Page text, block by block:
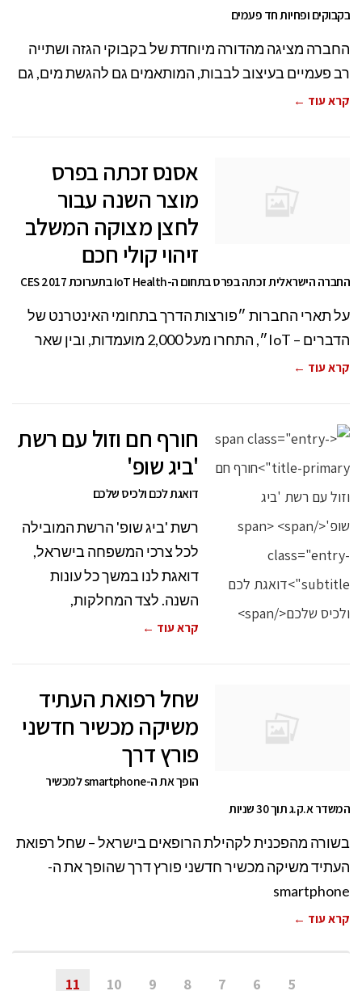
בקבוקים ופחיות חד פעמים
החברה מציגה מהדורה מיוחדת של בקבוקי הגזה ושתייה
רב פעמיים בעיצוב לבבות, המותאמים גם להגשת מים, גם
קרא עוד ←
אסנס זכתה בפרס
מוצר השנה עבור
לחצן מצוקה המשלב
זיהוי קולי חכם
החברה הישראלית זכתה בפרס בתחום ה-IoT Health בתערוכת CES 2017
על תארי החברות ״פורצות הדרך בתחומי האינטרנט של
הדברים – IoT״, התחרו מעל 2,000 מועמדות, ובין שאר
קרא עוד ←
חורף חם וזול עם רשת
'ביג שופ'
דואגת לכם ולכיס שלכם
רשת 'ביג שופ' הרשת המובילה
לכל צרכי המשפחה בישראל,
דואגת לנו במשך כל עונות
השנה. לצד המחלקות,
קרא עוד ←
שחל רפואת העתיד
משיקה מכשיר חדשני
פורץ דרך
הופך את ה-smartphone למכשיר
המשדר א.ק.ג תוך 30 שניות
בשורה מהפכנית לקהילת הרופאים בישראל – שחל רפואת
העתיד משיקה מכשיר חדשני פורץ דרך שהופך את ה-
smartphone
קרא עוד ←
5
6
7
8
9
10
11